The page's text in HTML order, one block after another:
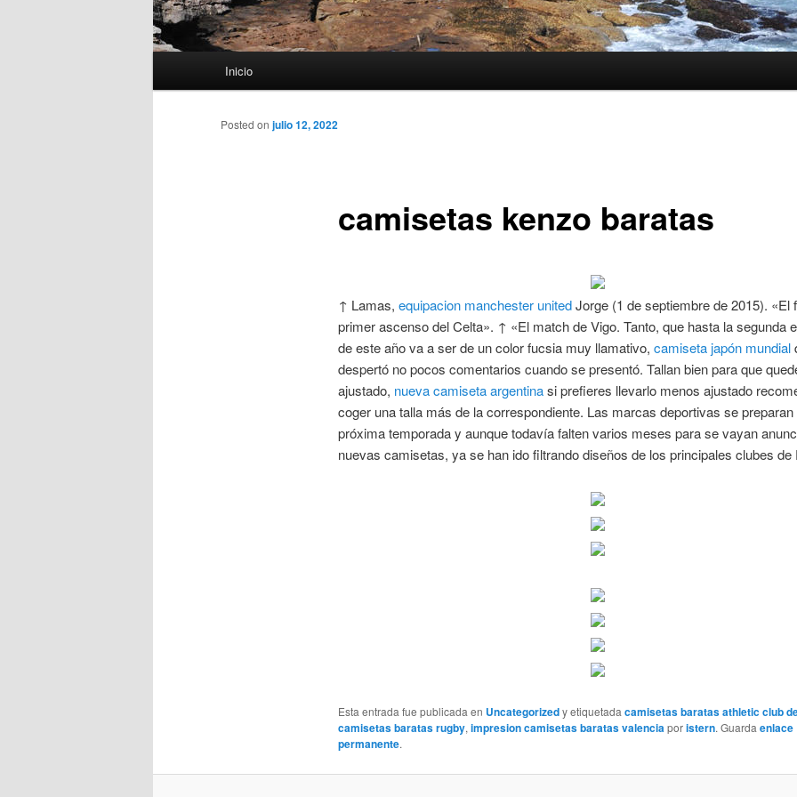
Inicio
camisetas kenzo baratas
Posted on julio 12, 2022
↑ Lamas, equipacion manchester unitedJorge (1 de septiembre de 2015). «El
primer ascenso del Celta». ↑ «El match de Vigo. Tanto, que hasta la segunda
de este año va a ser de un color fucsia muy llamativo, camiseta japón mundial
despertó no pocos comentarios cuando se presentó. Tallan bien para que
ajustado, nueva camiseta argentinasi prefieres llevarlo menos ajustado
coger una talla más de la correspondiente. Las marcas deportivas se preparan
próxima temporada y aunque todavía falten varios meses para se vayan
nuevas camisetas, ya se han ido filtrando diseños de los principales clubes de
Esta entrada fue publicada en Uncategorizedy etiquetadacamisetas baratas athletic club
camisetas baratas rugby,impresion camisetas baratas valenciaporistern. Guardaenlace
permanente.